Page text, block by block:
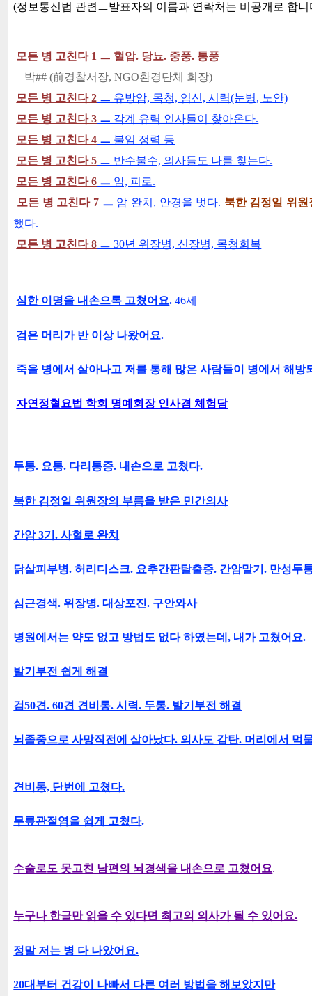
(정보통신법 관련ㅡ발표자의 이름과 연락처는 비공개로 합니
모든 병 고친다 1 ㅡ 혈압. 당뇨. 중풍. 통풍
박## (前경찰서장, NGO환경단체 회장)
모든 병 고친다 2 ㅡ 유방암, 목청, 임신, 시력(눈병, 노안)
모든 병 고친다 3 ㅡ 각계 유력 인사들이 찾아온다.
모든 병 고친다 4 ㅡ 불임 정력 등
모든 병 고친다 5 ㅡ 반수불수, 의사들도 나를 찾는다.
모든 병 고친다 6 ㅡ 암, 피로.
모든 병 고친다 7 ㅡ 암 완치, 안경을 벗다. 북한 김정일 위원
했다.
모든 병 고친다 8 ㅡ 30년 위장병, 신장병, 목청회복
심한 이명을 내손으록 고쳤어요.46세
검은 머리가 반 이상 나왔어요.
죽을 병에서 살아나고 저를 통해 많은 사람들이 병에서 해방
자연정혈요법 학회 명예회장 인사겸 체험담
두통. 요통. 다리통증. 내손으로 고쳤다.
북한 김정일 위원장의 부름을 받은 민간의사
간암 3기. 사혈로 완치
닭살피부병. 허리디스크. 요추간판탈출증. 간암말기. 만성두
심근경색. 위장병. 대상포진. 구안와사
병원에서는 약도 없고 방법도 없다 하였는데, 내가 고쳤어요.
발기부전 쉽게 해결
검50견. 60견 견비통. 시력. 두통. 발기부전 해결
뇌졸중으로 사망직전에 살아났다. 의사도 감탄. 머리에서 먹
견비통, 단번에 고쳤다.
무릎관절염을 쉽게 고쳤다.
수술로도 못고친 남편의 뇌경색을 내손으로 고쳤어요.
누구나 한글만 읽을 수 있다면 최고의 의사가 될 수 있어요.
정말 저는 병 다 나았어요.
20대부터 건강이 나빠서 다른 여러 방법을 해보았지만